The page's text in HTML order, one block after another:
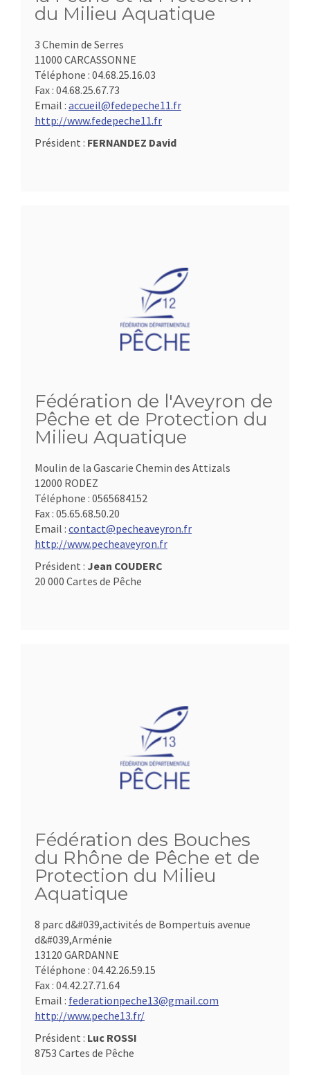
du Milieu Aquatique
3 Chemin de Serres
11000 CARCASSONNE
Téléphone : 04.68.25.16.03
Fax : 04.68.25.67.73
Email : accueil@fedepeche11.fr
http://www.fedepeche11.fr
Président : FERNANDEZ David
Fédération de l'Aveyron de
Pêche et de Protection du
Milieu Aquatique
Moulin de la Gascarie Chemin des Attizals
12000 RODEZ
Téléphone : 0565684152
Fax : 05.65.68.50.20
Email : contact@pecheaveyron.fr
http://www.pecheaveyron.fr
Président : Jean COUDERC
20 000 Cartes de Pêche
Fédération des Bouches
du Rhône de Pêche et de
Protection du Milieu
Aquatique
8 parc d&#039,activités de Bompertuis avenue
d&#039,Arménie
13120 GARDANNE
Téléphone : 04.42.26.59.15
Fax : 04.42.27.71.64
Email : federationpeche13@gmail.com
http://www.peche13.fr/
Président : Luc ROSSI
8753 Cartes de Pêche